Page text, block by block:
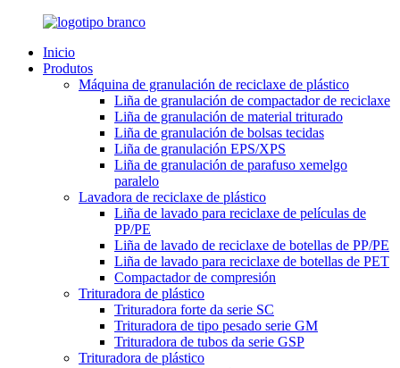
Inicio
Produtos
Máquina de granulación de reciclaxe de plástico
Liña de granulación de compactador de reciclaxe
Liña de granulación de material triturado
Liña de granulación de bolsas tecidas
Liña de granulación EPS/XPS
Liña de granulación de parafuso xemelgo
paralelo
Lavadora de reciclaxe de plástico
Liña de lavado para reciclaxe de películas de
PP/PE
Liña de lavado de reciclaxe de botellas de PP/PE
Liña de lavado para reciclaxe de botellas de PET
Compactador de compresión
Trituradora de plástico
Trituradora forte da serie SC
Trituradora de tipo pesado serie GM
Trituradora de tubos da serie GSP
Trituradora de plástico